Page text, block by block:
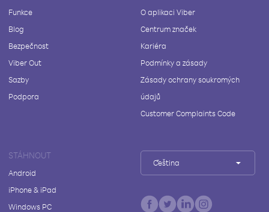
Funkce
Blog
Bezpečnost
Viber Out
Sazby
Podpora
O aplikaci Viber
Centrum značek
Kariéra
Podmínky a zásady
Zásady ochrany soukromých
údajů
Customer Complaints Code
STÁHNOUT
Android
iPhone & iPad
Windows PC
Čeština